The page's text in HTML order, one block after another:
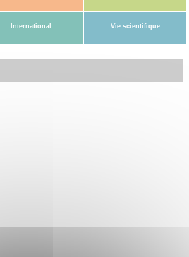
International Vie scientifique